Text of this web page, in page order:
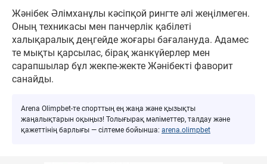
Жәнібек Әлімханұлы кәсіпқой рингте әлі жеңілмеген.
Оның техникасы мен панчерлік қабілеті
халықаралық деңгейде жоғары бағалануда. Адамес
те мықты қарсылас, бірақ жанкүйерлер мен
сарапшылар бұл жекпе-жекте Жәнібекті фаворит
санайды.
Arena Olimpbet-те спорттың ең жаңа және қызықты
жаңалықтарын оқыңыз! Толығырақ мәліметтер, талдау және
қажеттінің барлығы — сілтеме бойынша: arena.olimpbet